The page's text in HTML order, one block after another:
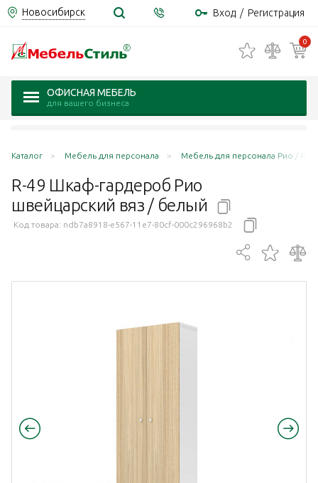
Новосибирск Вход / Регистрация
0
ОФИСНАЯ МЕБЕЛЬ
для вашего бизнеса
Каталог Мебель для персонала Мебель для персонала Рио / Rio
R-49 Шкаф-гардероб Рио
швейцарский вяз / белый
Код товара: ndb7a8918-e567-11e7-80cf-000c296968b2